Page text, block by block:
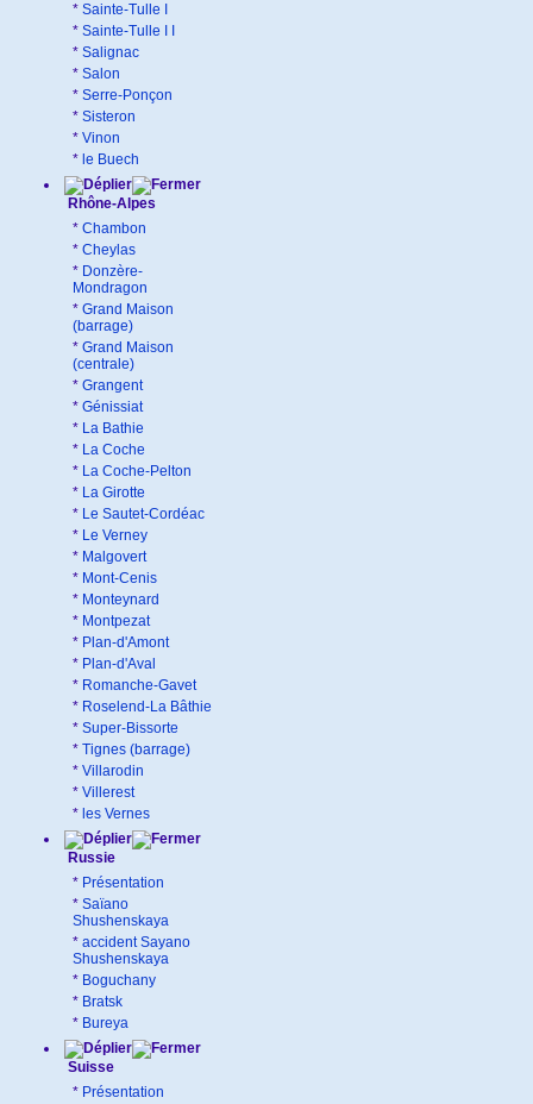
* Sainte-Tulle I
* Sainte-Tulle I I
* Salignac
* Salon
* Serre-Ponçon
* Sisteron
* Vinon
* le Buech
Rhône-Alpes
* Chambon
* Cheylas
* Donzère-
Mondragon
* Grand Maison
(barrage)
* Grand Maison
(centrale)
* Grangent
* Génissiat
* La Bathie
* La Coche
* La Coche-Pelton
* La Girotte
* Le Sautet-Cordéac
* Le Verney
* Malgovert
* Mont-Cenis
* Monteynard
* Montpezat
* Plan-d'Amont
* Plan-d'Aval
* Romanche-Gavet
* Roselend-La Bâthie
* Super-Bissorte
* Tignes (barrage)
* Villarodin
* Villerest
* les Vernes
Russie
* Présentation
* Saïano
Shushenskaya
* accident Sayano
Shushenskaya
* Boguchany
* Bratsk
* Bureya
Suisse
* Présentation